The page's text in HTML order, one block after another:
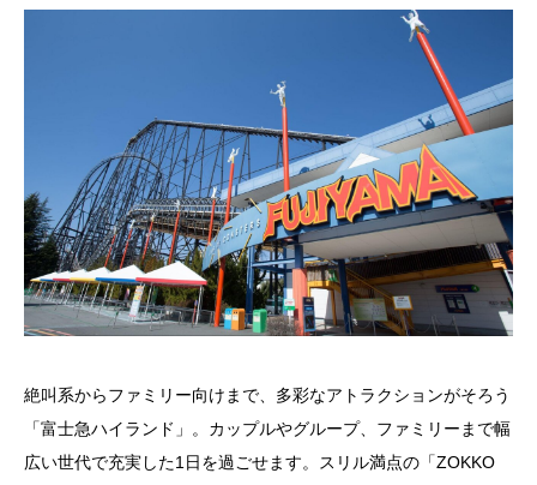
絶叫系からファミリー向けまで、多彩なアトラクションがそろう
「富士急ハイランド」。カップルやグループ、ファミリーまで幅
広い世代で充実した1日を過ごせます。スリル満点の「ZOKKO